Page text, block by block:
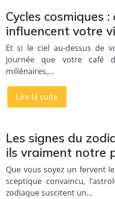
Cycles cosmiques
influencent votre
Et si le ciel au-dessus de
journée que votre café
millénaires,…
Lire la suite
Les signes du
ils vraiment notre
Que vous soyez un fervent
sceptique convaincu,
zodiaque suscitent un…